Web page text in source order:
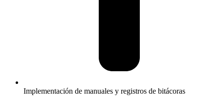
Implementación de manuales y registros de bitácoras